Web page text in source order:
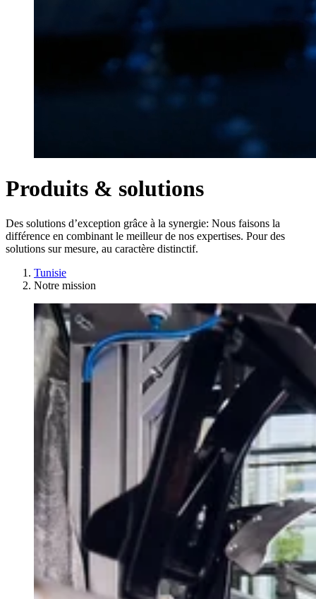
Produits & solutions
Des solutions d’exception grâce à la synergie: Nous faisons la
différence en combinant le meilleur de nos expertises. Pour des
solutions sur mesure, au caractère distinctif.
Tunisie
Notre mission